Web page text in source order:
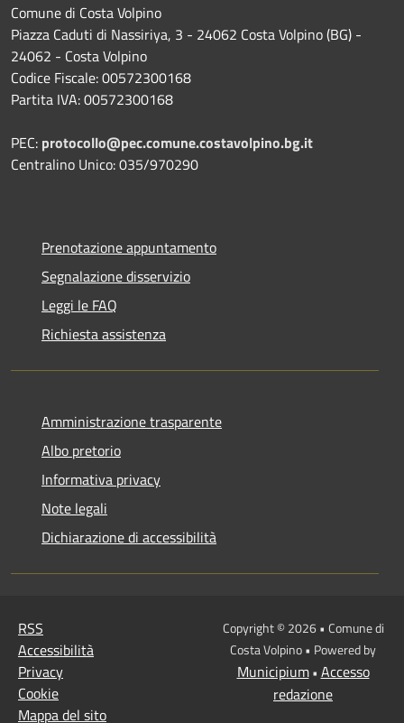
Comune di Costa Volpino
Piazza Caduti di Nassiriya, 3 - 24062 Costa Volpino (BG) -
24062 - Costa Volpino
Codice Fiscale: 00572300168
Partita IVA: 00572300168
PEC: protocollo@pec.comune.costavolpino.bg.it
Centralino Unico: 035/970290
Prenotazione appuntamento
Segnalazione disservizio
Leggi le FAQ
Richiesta assistenza
Amministrazione trasparente
Albo pretorio
Informativa privacy
Note legali
Dichiarazione di accessibilità
RSS
Accessibilità
Privacy
Cookie
Mappa del sito
Copyright © 2026 • Comune di
Costa Volpino • Powered by
Municipium• Accesso
redazione